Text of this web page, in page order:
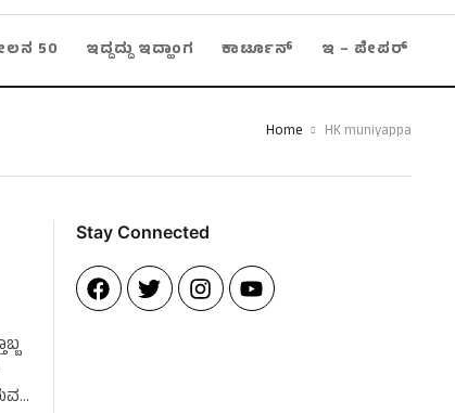
50 ಇದ್ದದ್ದು ಇದ್ಹಾಂಗ ಕಾರ್ಟೂನ್ ಇ – ಪೇಪರ್
Home HK muniyappa
Stay Connected​